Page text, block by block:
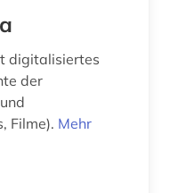
digitalisiertes
der
Filme). Mehr